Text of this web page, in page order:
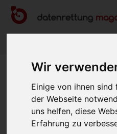
Wir
Einige von ihnen
der Webseite
uns helfen, diese
Erfahrung zu
DATENRETTUNG
RAID-SYSTEM
NAS-SYSTEM
APPLE-PRODUKTE